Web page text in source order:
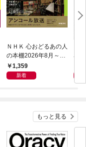
ＮＨＫ 心おどるあの人
の本棚2026年8月～9
月1,359
新着
名
宣
もっと見る